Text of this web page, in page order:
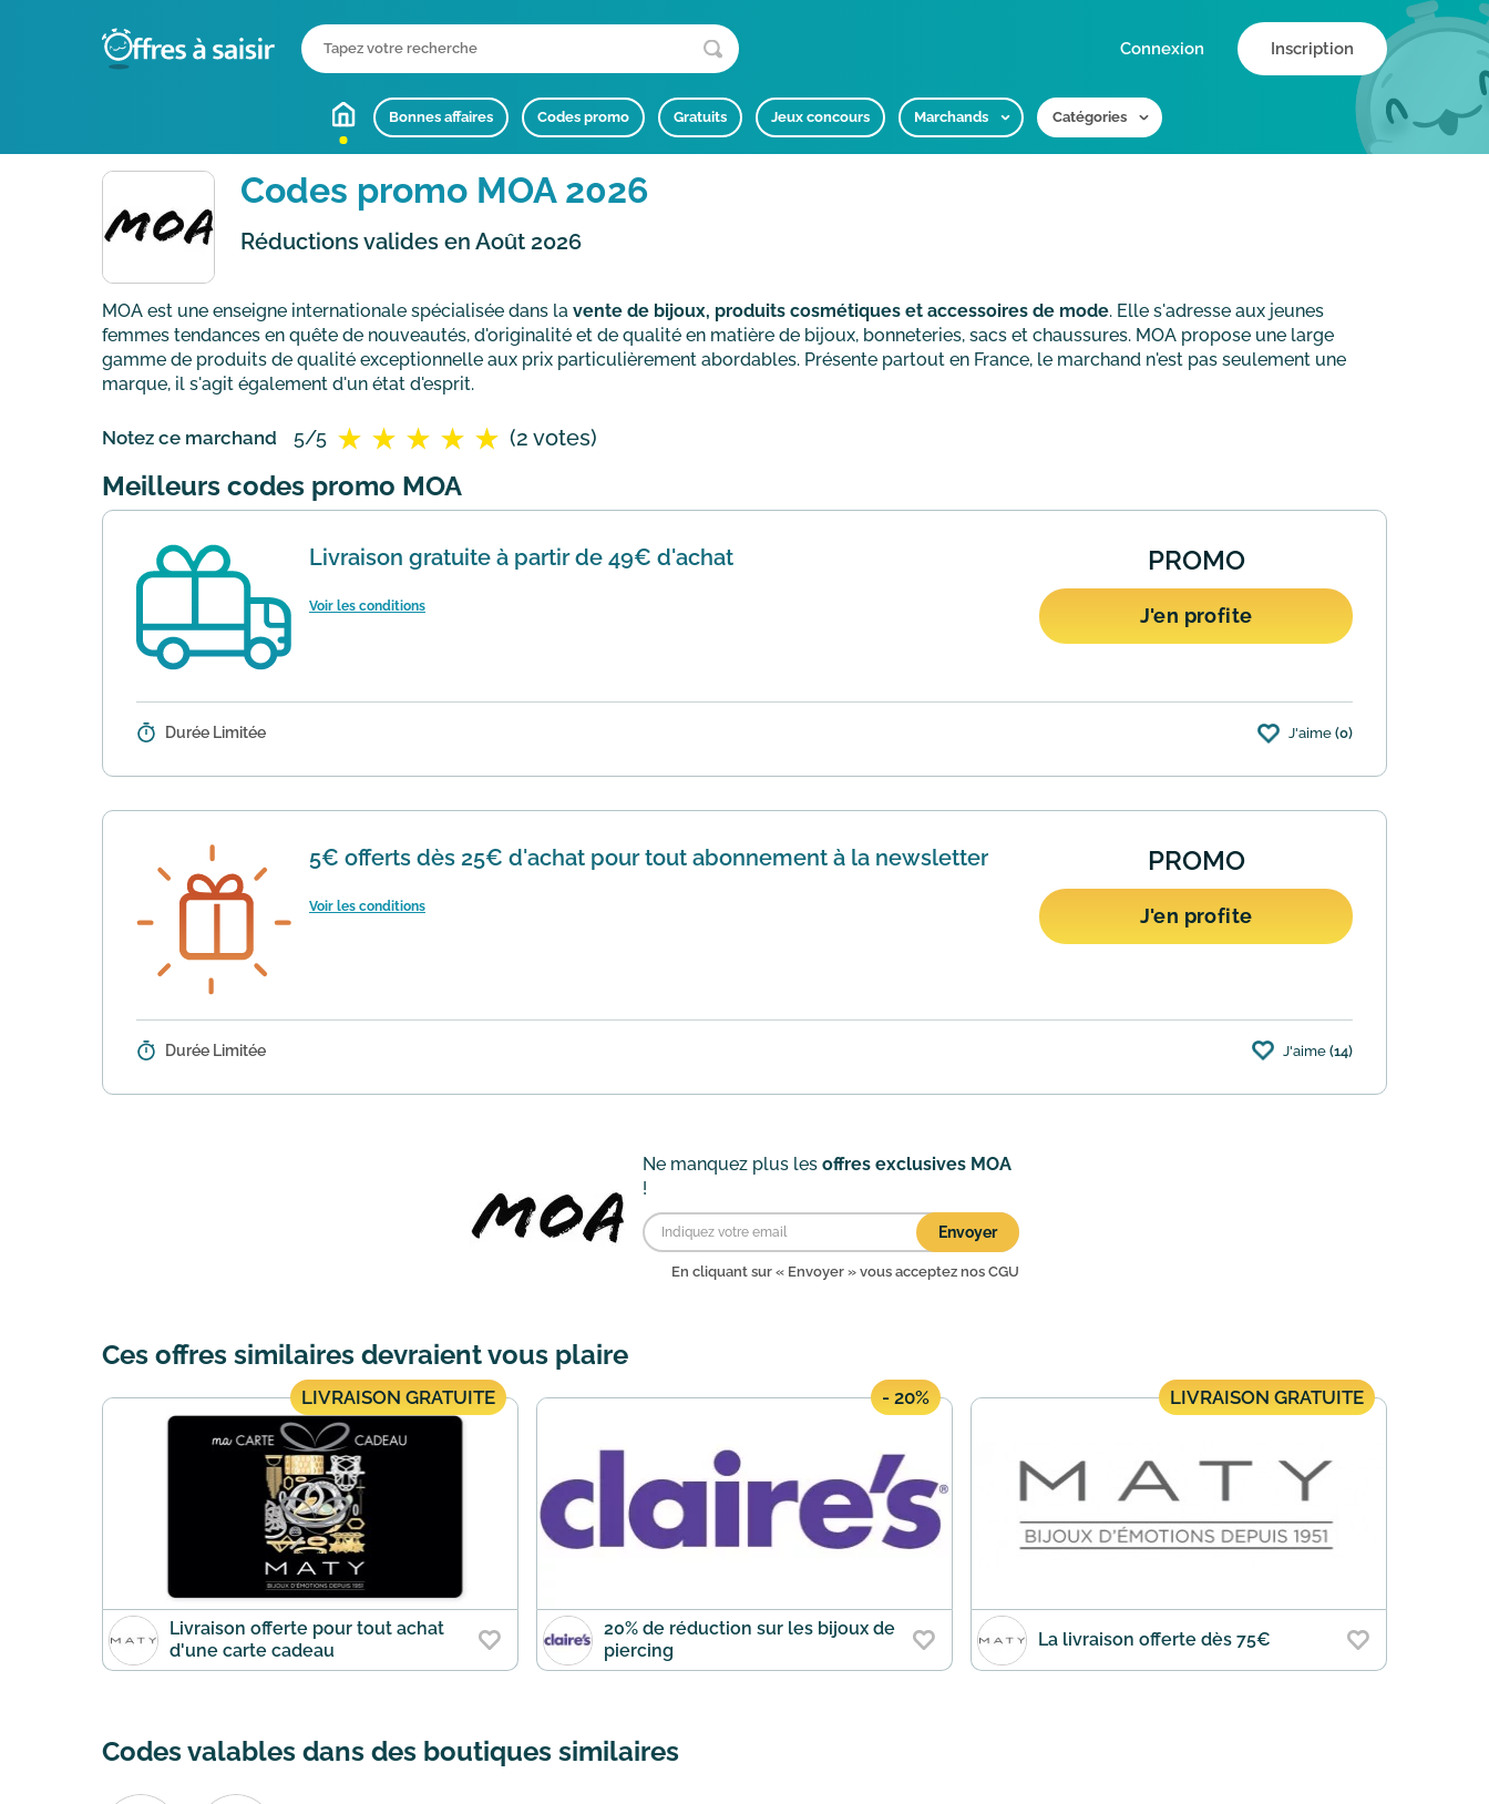
Connexion Inscription
Bonnes affaires Codes promo Gratuits Jeux concours Marchands Catégories
Codes promo MOA 2026
Réductions valides en Août 2026
MOA est une enseigne internationale spécialisée dans la vente de bijoux, produits cosmétiques et accessoires de mode. Elle s'adresse aux jeunes
femmes tendances en quête de nouveautés, d'originalité et de qualité en matière de bijoux, bonneteries, sacs et chaussures. MOA propose une large
gamme de produits de qualité exceptionnelle aux prix particulièrement abordables. Présente partout en France, le marchand n'est pas seulement une
marque, il s'agit également d'un état d'esprit.
Notez ce marchand 5/5 (2 votes)
Meilleurs codes promo MOA
Livraison gratuite à partir de 49€ d'achat
Voir les conditions
PROMO
J'en profite
Détails : Pour toute commande de plus de 49€ sur le site de vente de bijoux et accessoires MOA vous profitez de la livraison gratuite. Pas de
Durée Limitée J'aime (0)
5€ offerts dès 25€ d'achat pour tout abonnement à la newsletter
Voir les conditions
PROMO
J'en profite
Détails : L'enseigne MOA vous propose de vous faire bénéficier de 5€ offerts dès 25€ d'achat. Pour cela, il suffit de vous abonner à la newsletter,
Durée Limitée J'aime (14)
Ne manquez plus les offres exclusives MOA
!
Envoyer
En cliquant sur « Envoyer » vous acceptez nos CGU
Ces offres similaires devraient vous plaire
LIVRAISON GRATUITE
Livraison offerte pour tout achat
d'une carte cadeau
- 20%
20% de réduction sur les bijoux de
piercing
LIVRAISON GRATUITE
La livraison offerte dès 75€
Codes valables dans des boutiques similaires